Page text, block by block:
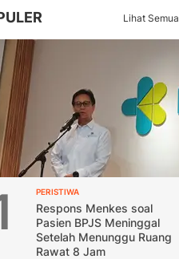
Lihat Semua
PERISTIWA
Respons Menkes soal
Pasien BPJS Meninggal
Setelah Menunggu Ruang
Rawat 8 Jam